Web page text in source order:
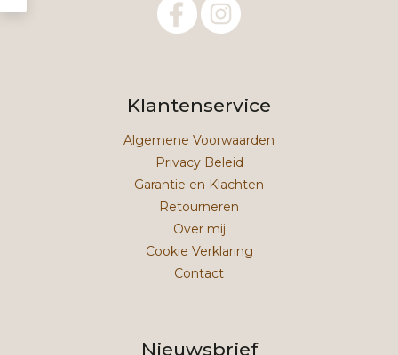
Klantenservice
Algemene Voorwaarden
Privacy Beleid
Garantie en Klachten
Retourneren
Over mij
Cookie Verklaring
Contact
Nieuwsbrief